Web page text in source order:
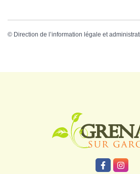
© Direction de l’information légale et
Lien vers
Lien